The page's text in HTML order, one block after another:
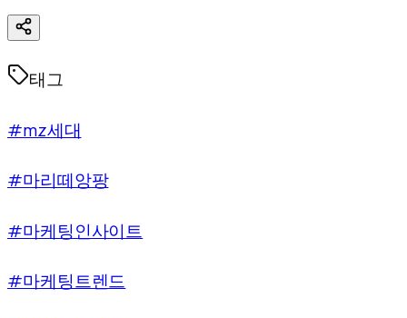
태그
#mz세대
#마리떼앙팡
#마케팅인사이트
#마케팅트렌드